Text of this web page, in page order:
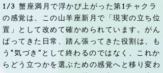
1/3 蟹座満月で浮かび上がった第1チャクラ
の感覚は、この山羊座新月で「現実の立ち位
置」として改めて確かめられています。がん
ばってきた日常、踏ん張ってきた役割は、も
う“気づき”として終わるのではなく、これか
らどう立つかを選ぶための感覚へと移り変わ